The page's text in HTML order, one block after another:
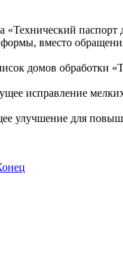
паспорт
вместо
домов обработки
исправление
улучшение для